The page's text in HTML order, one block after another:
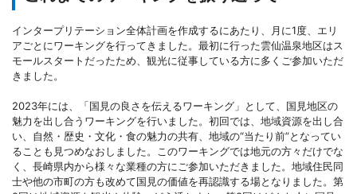
インタープリテーション全体計画を作成するにあたり、月に1度、エリ
アごとにワーキングを行ってきました。最初に行った雲仙温泉地区はス
モールスタートだったため、観光に従事している方に多くご参加いただ
きました。
2023年には、「国見の良さを伝えるワーキング」として、国見地区の
魅力を出し合うワーキングを行いました。初回では、地域資源を出し合
い、自然・歴史・文化・食の魅力の共有、地域の“当たり前”となってい
ることも見つめなおしました。このワーキングでは地元の方々だけでな
く、長崎県内から様々な業種の方にご参加いただきました。地域住民同
士や他の市町の方も改めて国見の価値を再認識する場となりました。第